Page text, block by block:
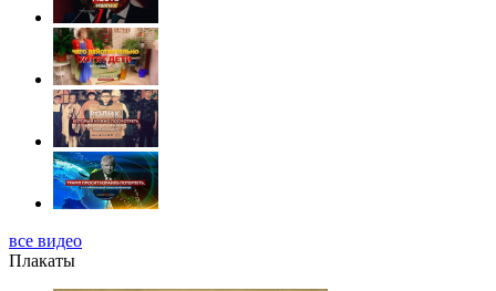
все видео
Плакаты